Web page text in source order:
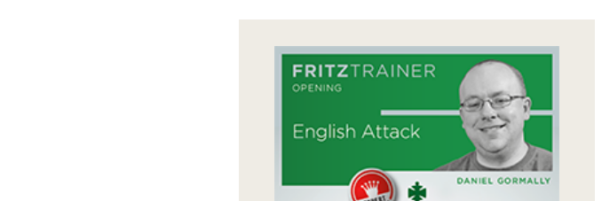
Monografías
Minutos
FritzTrainer
Primeros
pasos
Productos
principiantes
ChessBase